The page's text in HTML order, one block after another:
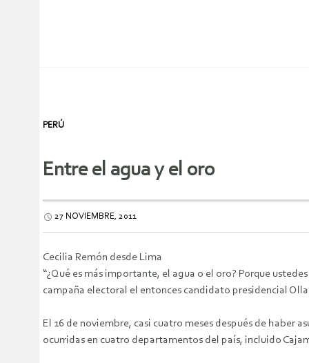
PERÚ
Entre el agua y el oro
27 NOVIEMBRE, 2011
Cecilia Remón desde Lima
“¿Qué es más importante, el agua o el oro? Porque
campaña electoral el entonces candidato presidencial
El 16 de noviembre, casi cuatro meses después de haber
ocurridas en cuatro departamentos del país, incluido